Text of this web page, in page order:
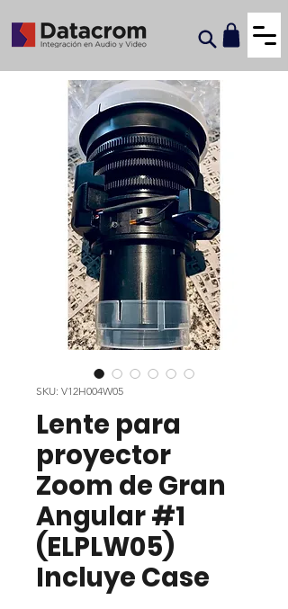
SKU: V12H004W05
Lente para
proyector
Zoom de Gran
Angular #1
(ELPLW05)
Incluye Case